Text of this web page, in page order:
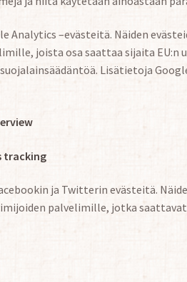
Analytics –evästeitä. Näiden
joista osa saattaa sijaita EU:n
Lisätietoja
tracking
ja Twitterin evästeitä.
palvelimille, jotka